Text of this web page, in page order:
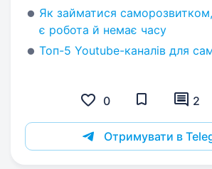
Як займатися
є робота й немає часу
Топ-5 Youtube-каналів для
0 2
Отримувати в